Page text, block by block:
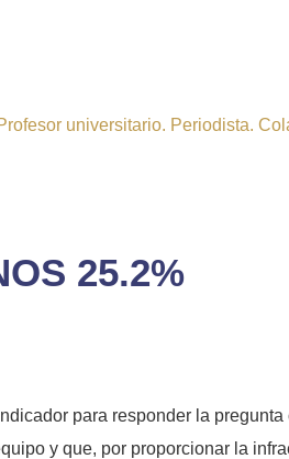
universitario. Periodista.
25.2%
para responder la
y que, por proporcionar la